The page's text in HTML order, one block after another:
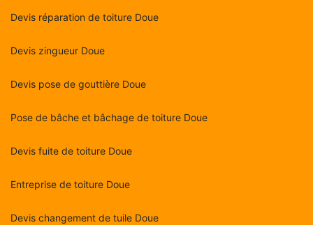
Devis réparation de toiture Doue
Devis zingueur Doue
Devis pose de gouttière Doue
Pose de bâche et bâchage de toiture Doue
Devis fuite de toiture Doue
Entreprise de toiture Doue
Devis changement de tuile Doue